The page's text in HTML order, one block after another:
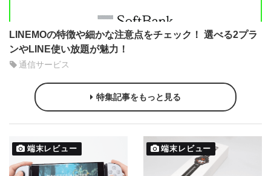
LINEMOの特徴や細かな注意点をチェック！ 選べる2プラ
ンやLINE使い放題が魅力！
通信サービス
特集記事をもっと見る
端末レビュー 端末レビュー